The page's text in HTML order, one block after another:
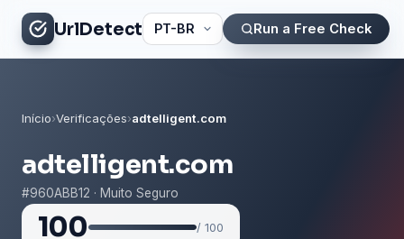
UrlDetect Run a Free Check
Início›Verificações›adtelligent.com
adtelligent.com
#960ABB12 · Muito Seguro
100 / 100